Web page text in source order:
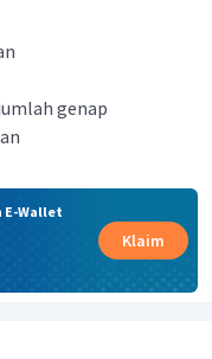
genap
E-Wallet
Klaim